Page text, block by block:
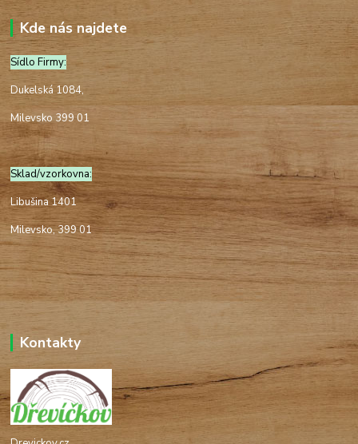
Kde nás najdete
Sídlo Firmy:
Dukelská 1084,
Milevsko 399 01
Sklad/vzorkovna:
Libušina 1401
Milevsko, 399 01
Kontakty